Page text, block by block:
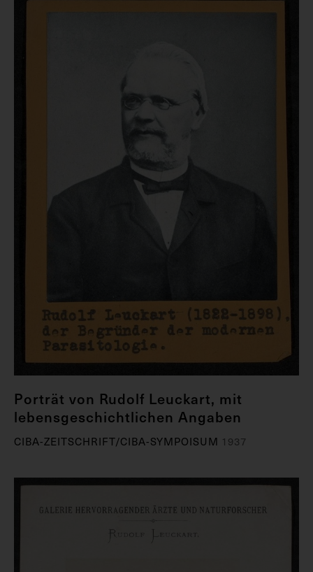
Porträt von Rudolf Leuckart, mit
lebensgeschichtlichen Angaben
CIBA-ZEITSCHRIFT/CIBA-SYMPOISUM 1937